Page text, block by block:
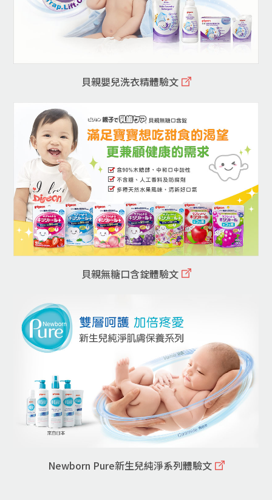
貝親嬰兒洗衣精體驗文
貝親無糖口含錠體驗文
Newborn Pure新生兒純淨系列體驗文